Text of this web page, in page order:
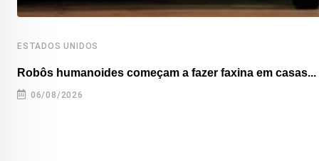
ESTADOS UNIDOS
Robôs humanoides começam a fazer faxina em casas...
06/08/2026